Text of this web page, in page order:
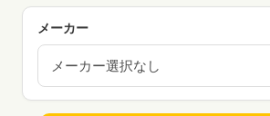
メーカー
メーカー選択なし